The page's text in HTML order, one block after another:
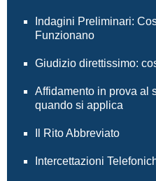
Indagini Preliminari:
Funzionano
Giudizio direttissimo:
Affidamento in prova al
quando si applica
Il Rito Abbreviato
Intercettazioni